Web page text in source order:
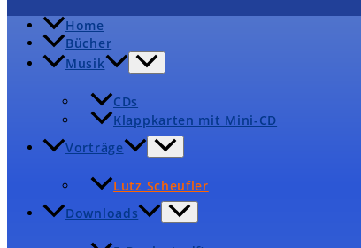
Home
Bücher
Musik
CDs
Klappkarten mit Mini-CD
Vorträge
Lutz Scheufler
Downloads